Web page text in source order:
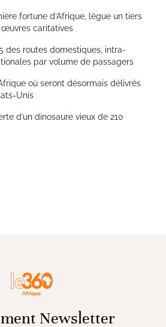
fortune d’Afrique, lègue un tiers
caritatives
des routes domestiques, intra-
par volume de passagers
où seront désormais délivrés
Unis
d’un dinosaure vieux de 210
Newsletter